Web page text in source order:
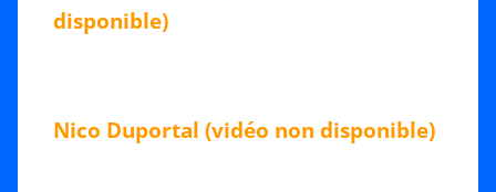
disponible)
Nico Duportal (vidéo non disponible)